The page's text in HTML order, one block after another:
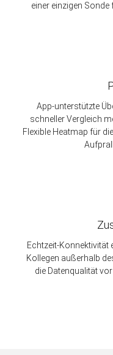
einer einzigen
App-unterstützte
schneller Vergleich
Flexible Heatmap für
Echtzeit-
Kollegen außerhalb
die Datenqualität